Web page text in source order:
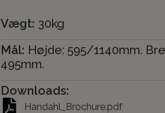
Vægt: 30kg
Mål: Højde: 595/1140mm.
495mm.
Downloads:
Handahl_Brochure.pdf